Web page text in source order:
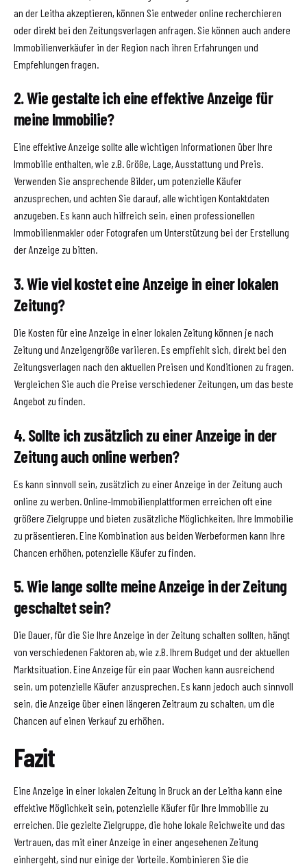
an der Leitha akzeptieren, können Sie entweder online recherchieren
oder direkt bei den Zeitungsverlagen anfragen. Sie können auch andere
Immobilienverkäufer in der Region nach ihren Erfahrungen und
Empfehlungen fragen.
2. Wie gestalte ich eine effektive Anzeige für
meine Immobilie?
Eine effektive Anzeige sollte alle wichtigen Informationen über Ihre
Immobilie enthalten, wie z.B. Größe, Lage, Ausstattung und Preis.
Verwenden Sie ansprechende Bilder, um potenzielle Käufer
anzusprechen, und achten Sie darauf, alle wichtigen Kontaktdaten
anzugeben. Es kann auch hilfreich sein, einen professionellen
Immobilienmakler oder Fotografen um Unterstützung bei der Erstellung
der Anzeige zu bitten.
3. Wie viel kostet eine Anzeige in einer lokalen
Zeitung?
Die Kosten für eine Anzeige in einer lokalen Zeitung können je nach
Zeitung und Anzeigengröße variieren. Es empfiehlt sich, direkt bei den
Zeitungsverlagen nach den aktuellen Preisen und Konditionen zu fragen.
Vergleichen Sie auch die Preise verschiedener Zeitungen, um das beste
Angebot zu finden.
4. Sollte ich zusätzlich zu einer Anzeige in der
Zeitung auch online werben?
Es kann sinnvoll sein, zusätzlich zu einer Anzeige in der Zeitung auch
online zu werben. Online-Immobilienplattformen erreichen oft eine
größere Zielgruppe und bieten zusätzliche Möglichkeiten, Ihre Immobilie
zu präsentieren. Eine Kombination aus beiden Werbeformen kann Ihre
Chancen erhöhen, potenzielle Käufer zu finden.
5. Wie lange sollte meine Anzeige in der Zeitung
geschaltet sein?
Die Dauer, für die Sie Ihre Anzeige in der Zeitung schalten sollten, hängt
von verschiedenen Faktoren ab, wie z.B. Ihrem Budget und der aktuellen
Marktsituation. Eine Anzeige für ein paar Wochen kann ausreichend
sein, um potenzielle Käufer anzusprechen. Es kann jedoch auch sinnvoll
sein, die Anzeige über einen längeren Zeitraum zu schalten, um die
Chancen auf einen Verkauf zu erhöhen.
Fazit
Eine Anzeige in einer lokalen Zeitung in Bruck an der Leitha kann eine
effektive Möglichkeit sein, potenzielle Käufer für Ihre Immobilie zu
erreichen. Die gezielte Zielgruppe, die hohe lokale Reichweite und das
Vertrauen, das mit einer Anzeige in einer angesehenen Zeitung
einhergeht, sind nur einige der Vorteile. Kombinieren Sie die